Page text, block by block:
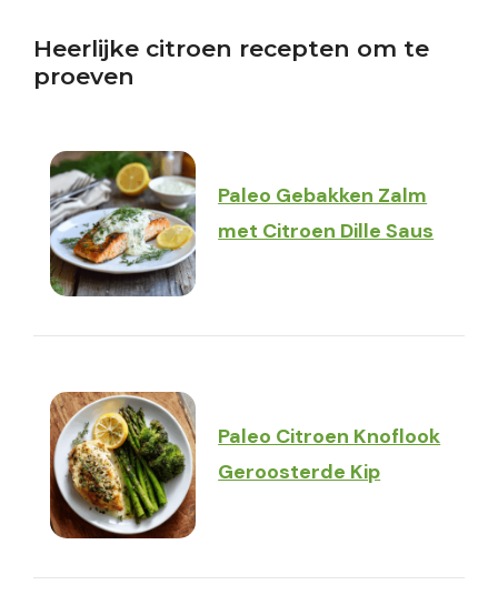
Heerlijke citroen recepten om te
proeven
Paleo Gebakken Zalm
met Citroen Dille Saus
Paleo Citroen Knoflook
Geroosterde Kip